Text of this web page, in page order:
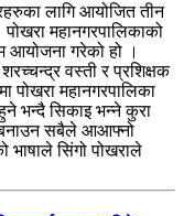
लागि आयोजित तीन
महानगरपालिकाको
आयोजना गरेको हो ।
वस्ती र प्रशिक्षक
पोखरा महानगरपालिका
भन्दै सिकाइ भन्ने कुरा
बनाउन सबैले आआफ्नो
भाषाले सिंगो पोखराले